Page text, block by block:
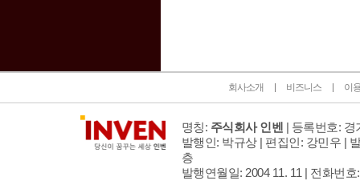
회사소개 비즈니스 이
명칭: 주식회사 인벤 | 등록번호: 경
발행인: 박규상 | 편집인: 강민우 |
층
발행연월일: 2004 11. 11 | 전화번호